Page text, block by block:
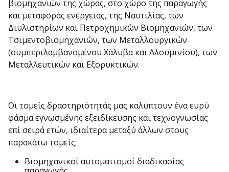
βιομηχανιών της χώρας, στο χώρο της παραγωγής
και μεταφοράς ενέργειας, της Ναυτιλίας, των
Διυλιστηρίων και Πετροχημικών Βιομηχανιών, των
Τσιμεντοβιομηχανιών, των Μεταλλουργικών
(συμπεριλαμβανομένου Χάλυβα και Αλουμινίου), των
Μεταλλευτικών και Εξορυκτικών.
Οι τομείς δραστηριότητάς μας καλύπτουν ένα ευρύ
φάσμα εγνωσμένης εξειδίκευσης και τεχνογνωσίας
επί σειρά ετών, ιδιαίτερα μεταξύ άλλων στους
παρακάτω τομείς:
Βιομηχανικοί αυτοματισμοί διαδικασίας